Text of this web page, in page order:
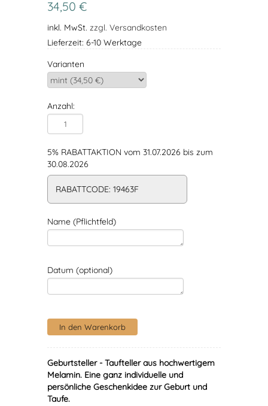
34,50 €
inkl. MwSt. zzgl. Versandkosten
Lieferzeit: 6-10 Werktage
Varianten
Anzahl:
5% RABATTAKTION vom 31.07.2026 bis zum
30.08.2026
RABATTCODE: 19463F
Name (Pflichtfeld)
Datum (optional)
Geburtsteller - Taufteller aus hochwertigem
Melamin. Eine ganz individuelle und
persönliche Geschenkidee zur Geburt und
Taufe.